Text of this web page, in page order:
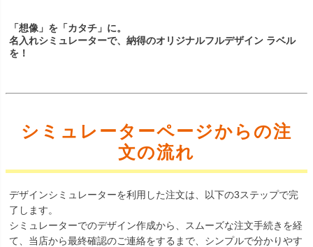
「想像」を「カタチ」に。
名入れシミュレーターで、納得のオリジナルフルデザイン ラベル
を！
シミュレーターページからの注
文の流れ
デザインシミュレーターを利用した注文は、以下の3ステップで完
了します。
シミュレーターでのデザイン作成から、スムーズな注文手続きを経
て、当店から最終確認のご連絡をするまで、シンプルで分かりやす